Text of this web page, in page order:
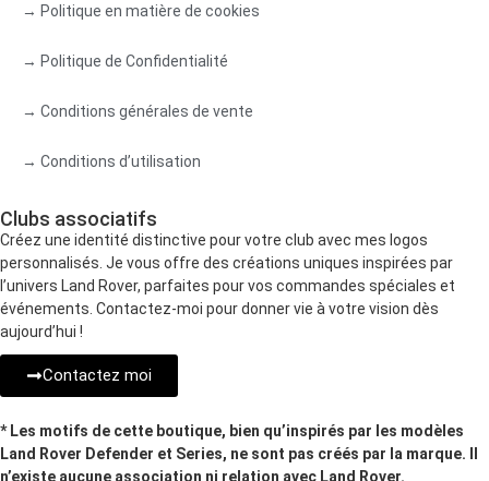
→ Politique en matière de cookies
→ Politique de Confidentialité
→ Conditions générales de vente
→ Conditions d’utilisation
Clubs associatifs
Créez une identité distinctive pour votre club avec mes logos
personnalisés. Je vous offre des créations uniques inspirées par
l’univers Land Rover, parfaites pour vos commandes spéciales et
événements. Contactez-moi pour donner vie à votre vision dès
aujourd’hui !
Contactez moi
* Les motifs de cette boutique, bien qu’inspirés par les modèles
Land Rover Defender et Series, ne sont pas créés par la marque. Il
n’existe aucune association ni relation avec Land Rover.